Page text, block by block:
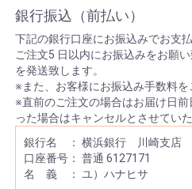
2023/03/31 企業様から入社式
注文をいただき、愛知県名古
送いたしました。
2023/03/30 お客様からお誕
トのご注文をいただき、川崎
ました。
2023/03/30 企業様から20周
のご注文をいただき、川崎市
配送いたしました。
2023/03/29 企業様から送別
き、川崎市川崎区へヤマト便
た。
2023/03/28 企業様から開店祝
ご注文をいただき、鶴見区鶴
銀行振込（前払い）
下記の銀行口座にお振込みでお支
ご注文5 日以内にお振込みをお願
を発送致します。
※また、お客様にお振込み手数料を
※直前のご注文の場合はお届け日
った場合はキャンセルとさせていた
銀行名 ： 横浜銀行 川崎支店
口座番号： 普通 6127171
名 義 ： ユ）ハナヒサ